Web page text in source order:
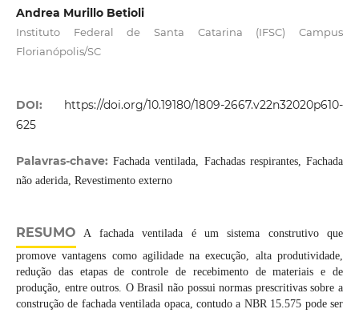
Andrea Murillo Betioli
Instituto Federal de Santa Catarina (IFSC) Campus
Florianópolis/SC
DOI: https://doi.org/10.19180/1809-2667.v22n32020p610-
625
Palavras-chave:Fachada ventilada, Fachadas respirantes, Fachada
não aderida, Revestimento externo
RESUMO A fachada ventilada é um sistema construtivo que
promove vantagens como agilidade na execução, alta produtividade,
redução das etapas de controle de recebimento de materiais e de
produção, entre outros. O Brasil não possui normas prescritivas sobre a
construção de fachada ventilada opaca, contudo a NBR 15.575 pode ser